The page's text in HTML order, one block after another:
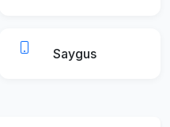
Saygus